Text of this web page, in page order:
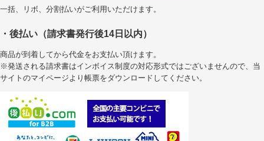
一括、リボ、分割払いがご利用いただけます。
・後払い（請求書発行後14日以内）
商品が到着してから代金をお支払い頂けます。
※発送される請求書はインボイス制度の対応形式ではございませんので、当
サイトのマイページより帳票をダウンロードしてください。